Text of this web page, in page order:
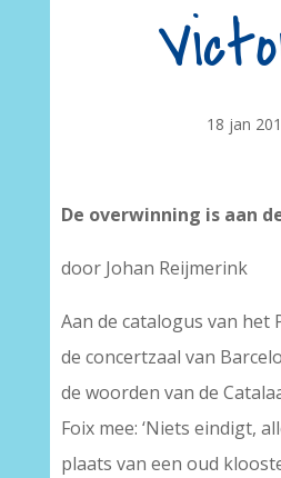
18 jan
De overwinning is aan
door Johan Reijmerink
Aan de catalogus van het
de concertzaal van
de woorden van de
Foix mee: ‘Niets eindigt,
plaats van een oud